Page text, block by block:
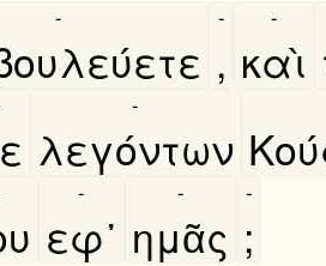
-
,
-
καὶ
-
λεγόντων
-
εφ᾿
-
ημᾶς
-
;
-